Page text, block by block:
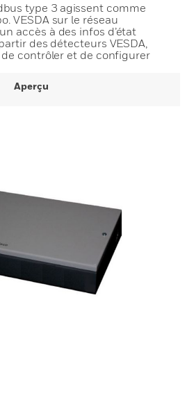
type 3 agissent comme
VESDA sur le réseau
accès à des infos d’état
des détecteurs VESDA,
contrôler et de configurer
Aperçu